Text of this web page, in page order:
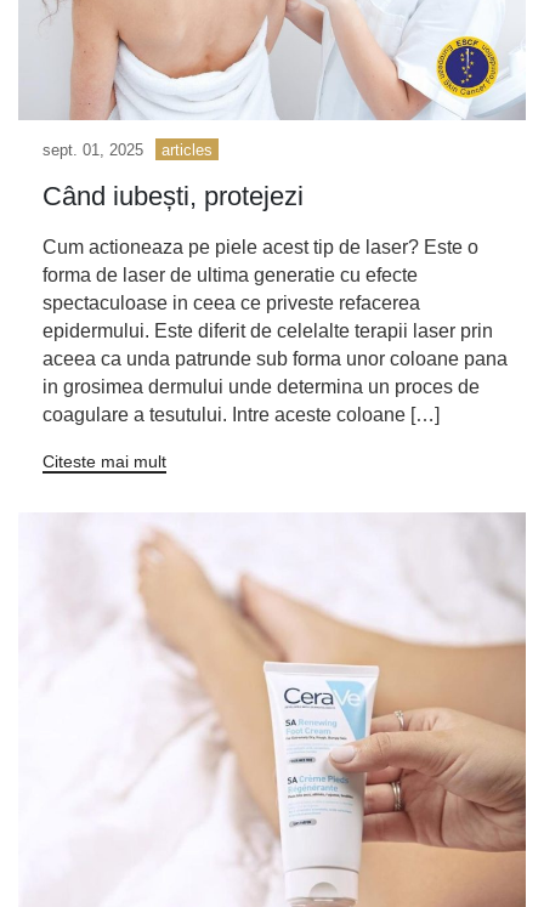
sept. 01, 2025 articles
Când iubești, protejezi
Cum actioneaza pe piele acest tip de laser? Este o
forma de laser de ultima generatie cu efecte
spectaculoase in ceea ce priveste refacerea
epidermului. Este diferit de celelalte terapii laser prin
aceea ca unda patrunde sub forma unor coloane pana
in grosimea dermului unde determina un proces de
coagulare a tesutului. Intre aceste coloane […]
Citeste mai mult